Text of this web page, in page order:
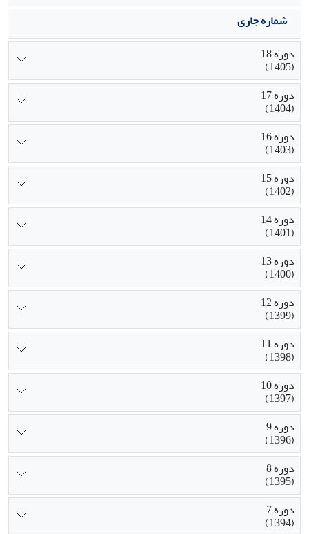
شماره جاری
دوره 18
(1405)
دوره 17
(1404)
دوره 16
(1403)
دوره 15
(1402)
دوره 14
(1401)
دوره 13
(1400)
دوره 12
(1399)
دوره 11
(1398)
دوره 10
(1397)
دوره 9
(1396)
دوره 8
(1395)
دوره 7
(1394)